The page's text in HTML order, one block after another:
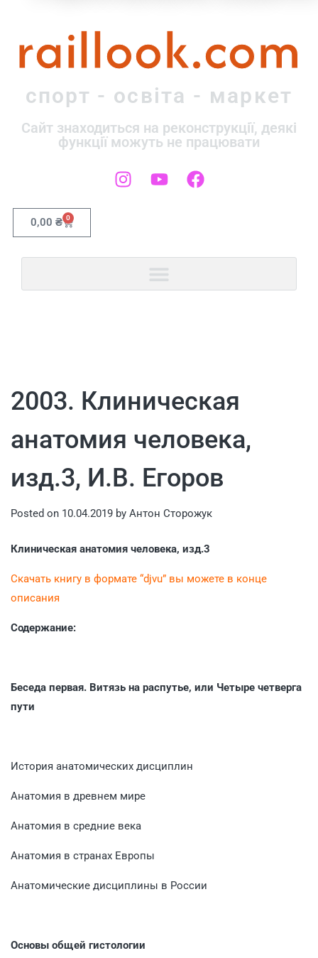
raillook.com
спорт - освіта - маркет
Сайт знаходиться на реконструкції, деякі
функції можуть не працювати
0,00 ₴ 0
2003. Клиническая
анатомия человека,
изд.3, И.В. Егоров
Posted on 10.04.2019 by Антон Сторожук
Клиническая анатомия человека, изд.3
Скачать книгу в формате “djvu” вы можете в конце
описания
Содержание:
Беседа первая. Витязь на распутье, или Четыре четверга
пути
История анатомических дисциплин
Анатомия в древнем мире
Анатомия в средние века
Анатомия в странах Европы
Анатомические дисциплины в России
Основы общей гистологии